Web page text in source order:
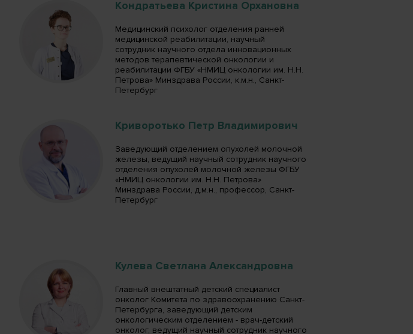
Кондратьева Кристина Орхановна
Медицинский психолог отделения ранней
медицинской реабилитации, научный
сотрудник научного отдела инновационных
методов терапевтической онкологии и
реабилитации ФГБУ «НМИЦ онкологии им. Н.Н.
Петрова» Минздрава России, к.м.н., Санкт-
Петербург
Криворотько Петр Владимирович
Заведующий отделением опухолей молочной
железы, ведущий научный сотрудник научного
отделения опухолей молочной железы ФГБУ
«НМИЦ онкологии им. Н.Н. Петрова»
Минздрава России, д.м.н., профессор, Санкт-
Петербург
Кулева Светлана Александровна
Главный внештатный детский специалист
онколог Комитета по здравоохранению Санкт-
Петербурга, заведующий детским
онкологическим отделением - врач-детский
онколог, ведущий научный сотрудник научного